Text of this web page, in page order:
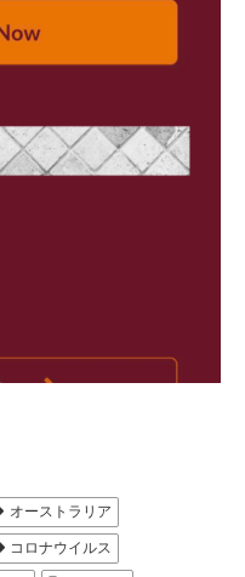
オーストラリア
コロナウイルス